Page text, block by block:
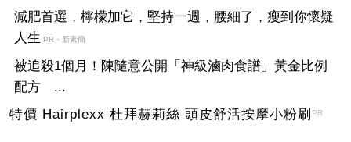
減肥首選，檸檬加它，堅持一週，腰細了，瘦到你懷疑
人生 PR・新素簡
被追殺1個月！陳隨意公開「神級滷肉食譜」黃金比例
配方 ...
特價 Hairplexx 杜拜赫莉絲 頭皮舒活按摩小粉刷 PR